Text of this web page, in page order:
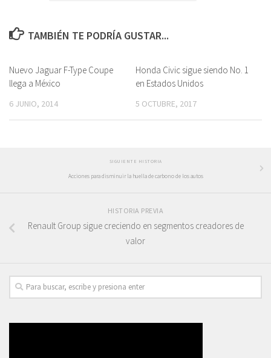
TAMBIÉN TE PODRÍA GUSTAR...
Nuevo Jaguar F-Type Coupe
llega a México
6 JUNIO, 2014
Honda Civic sigue siendo No. 1
en Estados Unidos
5 OCTUBRE, 2017
SIGUIENTE HISTORIA
Acciones para disminuir la huella de carbono de los autos
HISTORIA PREVIA
Renault Group sigue creciendo en segmentos creadores de
valor